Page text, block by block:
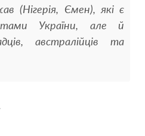
(Нігерія, Ємен), які є
України, але й
австралійців та